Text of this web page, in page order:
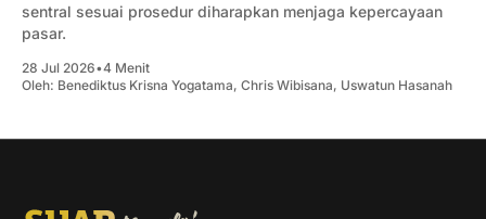
sentral sesuai prosedur diharapkan menjaga kepercayaan
pasar.
28 Jul 2026•4 Menit
Oleh: Benediktus Krisna Yogatama, Chris Wibisana, Uswatun Hasanah